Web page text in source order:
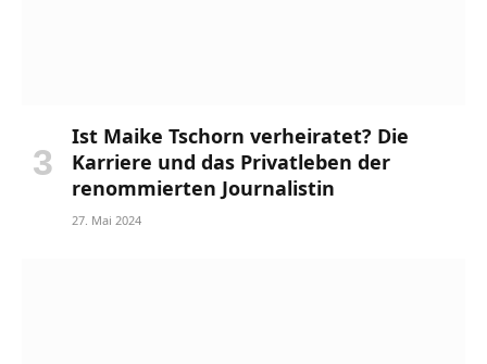
Ist Maike Tschorn verheiratet? Die
Karriere und das Privatleben der
renommierten Journalistin
27. Mai 2024